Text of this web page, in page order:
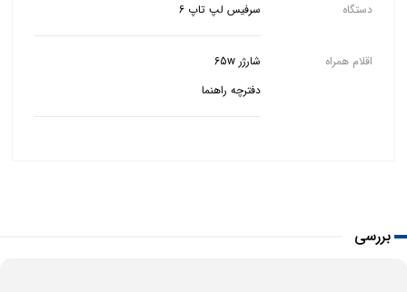
دستگاه سرفیس لپ تاپ 6
اقلام همراه
شارژر 65w
دفترچه راهنما
بررسی